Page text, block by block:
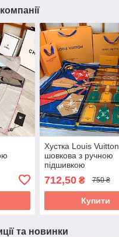
Хустка Louis Vuitton
шовкова з ручною
підшивкою
712,50₴ 750 ₴
Купити
та новинки